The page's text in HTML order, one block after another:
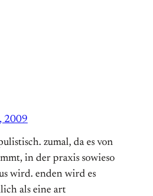
2009
zumal, da es von
in der praxis sowieso
wird. enden wird es
als eine art